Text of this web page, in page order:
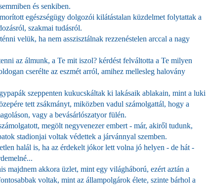
és senkiben.
egészségügy dolgozói kilátástalan küzdelmet folytattak a
szakmai tudásról.
velük, ha nem asszisztálnak rezzenéstelen arccal a nagy
az álmunk, a Te mit iszol? kérdést felváltotta a Te milyen
cserélte az eszmét arról, amihez mellesleg halovány
szeppenten kukucskáltak ki lakásaik ablakain, mint a luki
tett zsákmányt, miközben vadul számolgattál, hogy a
vagy a bevásárlószatyor fülén.
megölt negyvenezer embert - már, akiről tudunk,
stadionjai voltak védettek a járvánnyal szemben.
halál is, ha az érdekelt jókor lett volna jó helyen - de hát -
majdnem akkora üzlet, mint egy világháború, ezért aztán a
voltak, mint az állampolgárok élete, szinte bárhol a